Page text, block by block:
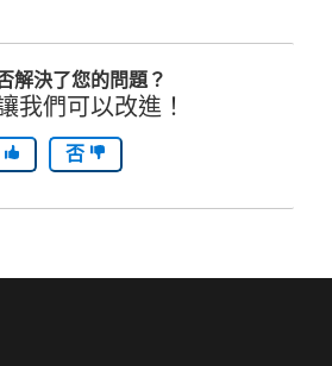
解決了您的問題？
我們可以改進！
否